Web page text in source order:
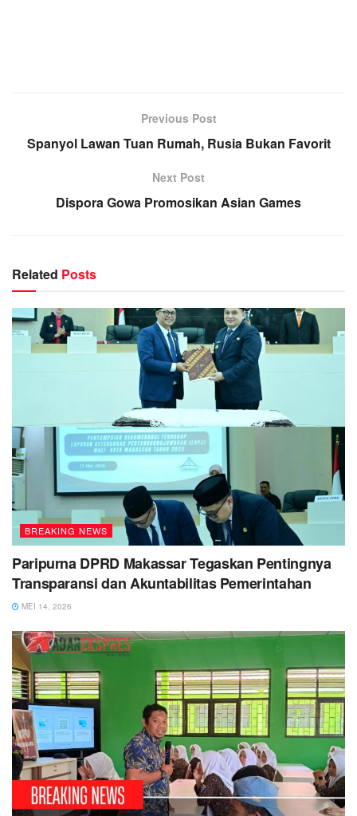
Previous Post
Spanyol Lawan Tuan Rumah, Rusia Bukan Favorit
Next Post
Dispora Gowa Promosikan Asian Games
Related Posts
BREAKING NEWS
Paripurna DPRD Makassar Tegaskan Pentingnya
Transparansi dan Akuntabilitas Pemerintahan
MEI 14, 2026